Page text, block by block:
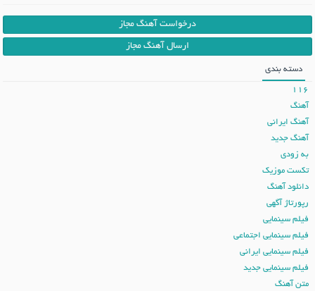
درخواست آهنگ مجاز
ارسال آهنگ مجاز
دسته بندی
116
آهنگ
آهنگ ایرانی
آهنگ جدید
به زودی
تکست موزیک
دانلود آهنگ
رپورتاژ آگهی
فیلم سینمایی
فیلم سینمایی اجتماعی
فیلم سینمایی ایرانی
فیلم سینمایی جدید
متن آهنگ